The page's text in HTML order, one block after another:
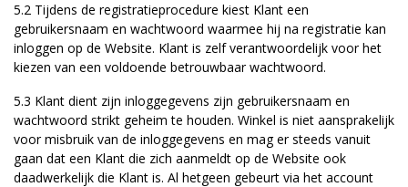
5.2 Tijdens de registratieprocedure kiest Klant een
gebruikersnaam en wachtwoord waarmee hij na registratie kan
inloggen op de Website. Klant is zelf verantwoordelijk voor het
kiezen van een voldoende betrouwbaar wachtwoord.
5.3 Klant dient zijn inloggegevens zijn gebruikersnaam en
wachtwoord strikt geheim te houden. Winkel is niet aansprakelijk
voor misbruik van de inloggegevens en mag er steeds vanuit
gaan dat een Klant die zich aanmeldt op de Website ook
daadwerkelijk die Klant is. Al hetgeen gebeurt via het account